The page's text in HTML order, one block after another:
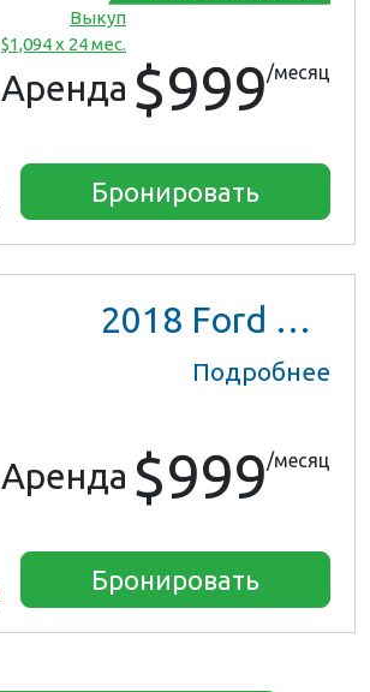
Выкуп
$1,094 x 24 мес.
Аренда $999/месяц
Бронировать
2018 Ford Mustang
Подробнее
Аренда $999/месяц
Бронировать